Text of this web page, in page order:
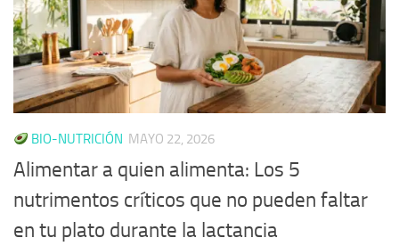
BIO-NUTRICIÓN MAYO 22, 2026
Alimentar a quien alimenta: Los 5
nutrimentos críticos que no pueden faltar
en tu plato durante la lactancia